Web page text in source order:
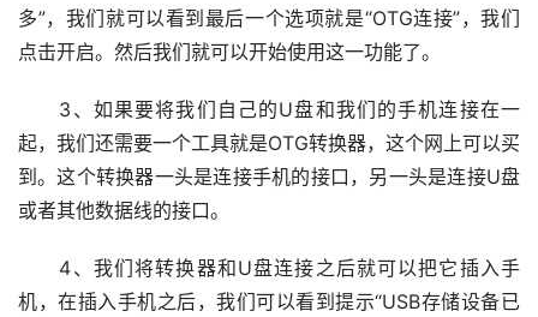
多”，我们就可以看到最后一个选项就是“OTG连接”，我们
点击开启。然后我们就可以开始使用这一功能了。
3、如果要将我们自己的U盘和我们的手机连接在一
起，我们还需要一个工具就是OTG转换器，这个网上可以买
到。这个转换器一头是连接手机的接口，另一头是连接U盘
或者其他数据线的接口。
4、我们将转换器和U盘连接之后就可以把它插入手
机，在插入手机之后，我们可以看到提示“USB存储设备已